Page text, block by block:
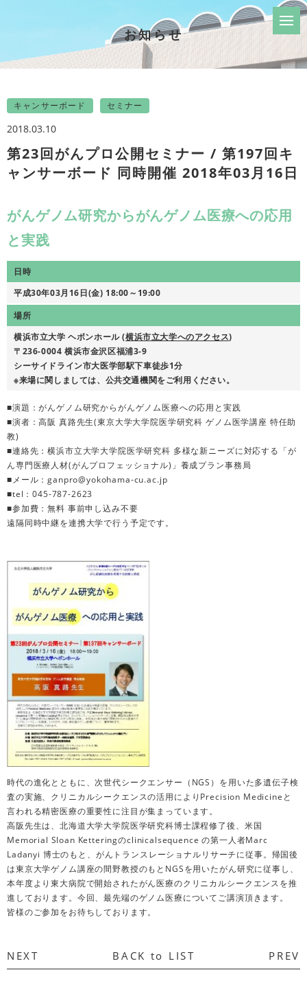
お知らせ
キャンサーボード セミナー
2018.03.10
第23回がんプロ公開セミナー / 第197回キ
ャンサーボード 同時開催 2018年03月16日
がんゲノム研究からがんゲノム医療への応用
と実践
日時
平成30年03月16日(金) 18:00～19:00
場所
横浜市立大学 ヘボンホール (横浜市立大学へのアクセス)
〒236-0004 横浜市金沢区福浦3-9
シーサイドライン市大医学部駅下車徒歩1分
※来場に関しましては、公共交通機関をご利用ください。
■演題：がんゲノム研究からがんゲノム医療への応用と実践
■演者：高阪 真路先生(東京大学大学院医学研究科 ゲノム医学講座 特任助
教)
■連絡先：横浜市立大学大学院医学研究科 多様な新ニーズに対応する「が
ん専門医療人材(がんプロフェッショナル)」養成プラン事務局
■メール：ganpro@yokohama-cu.ac.jp
■tel：045-787-2623
■参加費：無料 事前申し込み不要
遠隔同時中継を連携大学で行う予定です。
時代の進化とともに、次世代シークエンサー（NGS）を用いた多遺伝子検
査の実施、クリニカルシークエンスの活用によりPrecision Medicineと
言われる精密医療の重要性に注目が集まっています。
高阪先生は、北海道大学大学院医学研究科博士課程修了後、米国
Memorial Sloan Ketteringのclinicalsequence の第一人者Marc
Ladanyi 博士のもと、がんトランスレーショナルリサーチに従事。帰国後
は東京大学ゲノム講座の間野教授のもとNGSを用いたがん研究に従事し、
本年度より東大病院で開始されたがん医療のクリニカルシークエンスを推
進しております。今回、最先端のゲノム医療についてご講演頂きます。
皆様のご参加をお待ちしております。
NEXT BACK to LIST PREV